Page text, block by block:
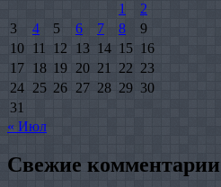
1
2
3
4 5 6 7 8
9
10
11 12 13 14 15 16
17
18 19 20 21 22 23
24 25 26 27 28 29 30
31
« Июл
Свежие комментарии